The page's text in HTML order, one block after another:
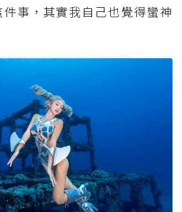
事，其實我自己也覺得蠻神